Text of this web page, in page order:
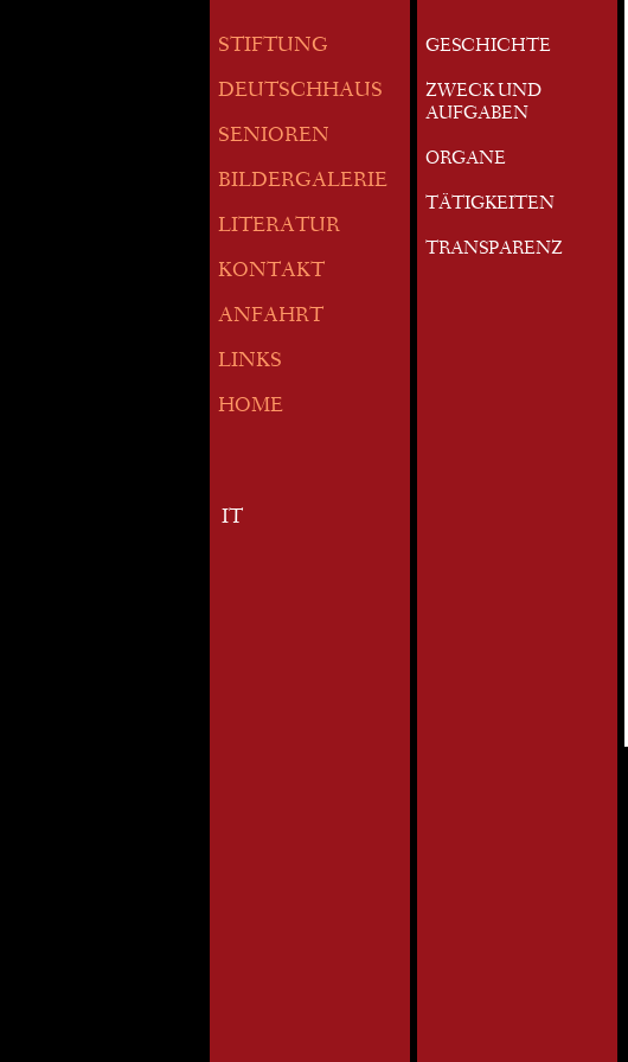
STIFTUNG
DEUTSCHHAUS
SENIOREN
BILDERGALERIE
LITERATUR
KONTAKT
ANFAHRT
LINKS
HOME
IT
GESCHICHTE
ZWECK UND
AUFGABEN
ORGANE
TÄTIGKEITEN
TRANSPARENZ